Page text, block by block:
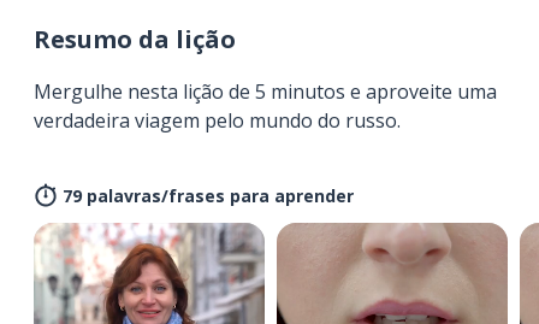
Resumo da lição
Mergulhe nesta lição de 5 minutos e aproveite uma
verdadeira viagem pelo mundo do russo.
79 palavras/frases para aprender